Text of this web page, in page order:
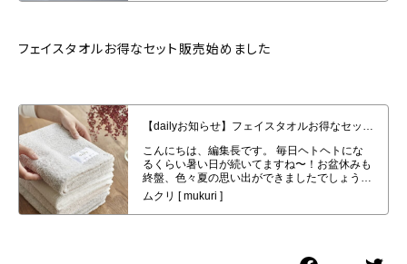
フェイスタオルお得なセット販売始めました
【dailyお知らせ】フェイスタオルお得なセット販売始めました。